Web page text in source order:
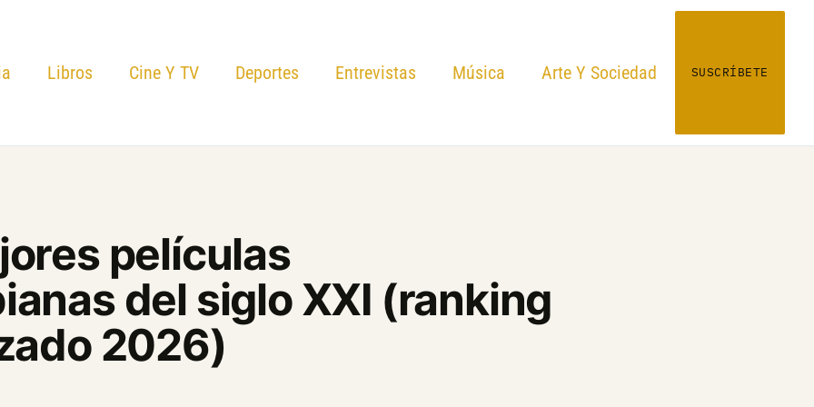
Libros Cine Y TV Deportes Entrevistas Música Arte Y Sociedad SUSCRÍBETE
películas
del siglo XXI (ranking
2026)